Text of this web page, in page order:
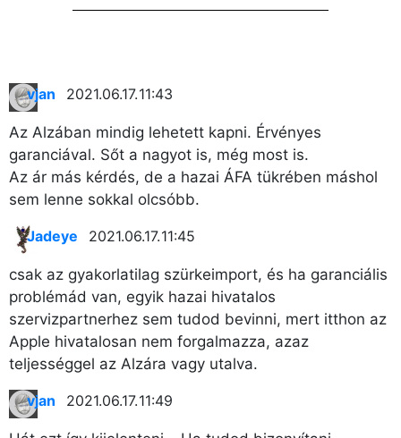
vjan 2021.06.17. 11:43
Az Alzában mindig lehetett kapni. Érvényes
garanciával. Sőt a nagyot is, még most is.
Az ár más kérdés, de a hazai ÁFA tükrében máshol
sem lenne sokkal olcsóbb.
Jadeye 2021.06.17. 11:45
csak az gyakorlatilag szürkeimport, és ha garanciális
problémád van, egyik hazai hivatalos
szervizpartnerhez sem tudod bevinni, mert itthon az
Apple hivatalosan nem forgalmazza, azaz
teljességgel az Alzára vagy utalva.
vjan 2021.06.17. 11:49